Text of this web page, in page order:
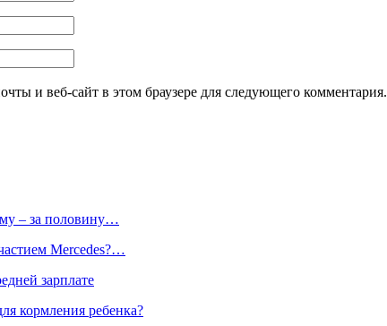
и веб-сайт в этом браузере для следующего комментария.
– за половину…
Mercedes?…
зарплате
кормления ребенка?